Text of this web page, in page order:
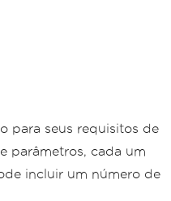
para seus requisitos de
parâmetros, cada um
incluir um número de